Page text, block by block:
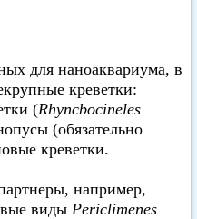
для наноаквариума, в
креветки:
(Rhyncbocineles
(обязательно
креветки.
например,
виды Periclimenes